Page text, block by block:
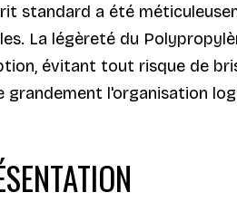
standard a été
La légèreté du
évitant tout risque de
l'organisation